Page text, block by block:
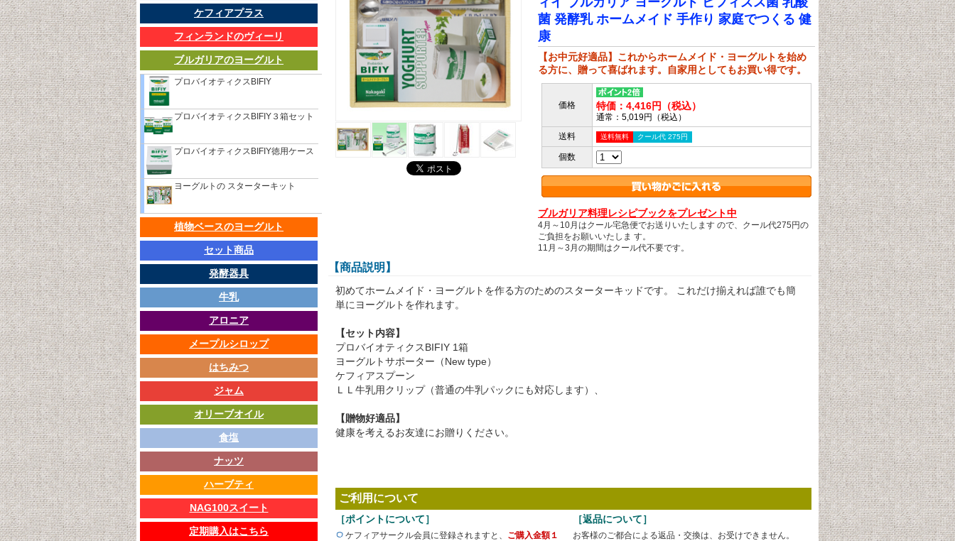
ケフィアプラス
フィンランドのヴィーリ
ブルガリアのヨーグルト
プロバイオティクスBIFIY
プロバイオティクスBIFIY３箱セット
プロバイオティクスBIFIY徳用ケース
ヨーグルトの スターターキット
植物ベースのヨーグルト
セット商品
発酵器具
牛乳
アロニア
メープルシロップ
はちみつ
ジャム
オリーブオイル
食塩
ナッツ
ハーブティ
NAG100スイート
定期購入はこちら
菌 発酵乳 ホームメイド 手作り 家庭でつくる 健
康
【お中元好適品】これからホームメイド・ヨーグルトを始め
る方に、贈って喜ばれます。自家用としてもお買い得です。
価格 特価：4,416円（税込）
通常：5,019円（税込）
送料
送料無料 クール代 275円
個数
ブルガリア料理レシピブックをプレゼント中
4月～10月はクール宅急便でお送りいたします ので、クール代275円の
ご負担をお願いいたしま す。
11月～3月の期間はクール代不要です。
【商品説明】
初めてホームメイド・ヨーグルトを作る方のためのスターターキッドです。 これだけ揃えれば誰でも簡
単にヨーグルトを作れます。
【セット内容】
プロバイオティクスBIFIY 1箱
ヨーグルトサポーター（New type）
ケフィアスプーン
ＬＬ牛乳用クリップ（普通の牛乳パックにも対応します）、
【贈物好適品】
健康を考えるお友達にお贈りください。
ご利用について
［ポイントについて］
ケフィアサークル会員に登録されますと、 ご購入金額１
［返品について］
お客様のご都合による返品・交換は、お受けできません。